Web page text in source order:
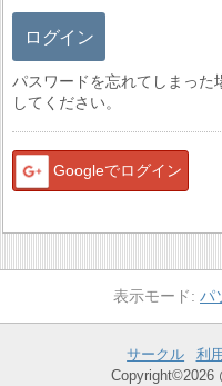
ログイン
パスワードを忘れてしまった
してください。
Googleでログイン
パ
サークル 利
Copyright©2026